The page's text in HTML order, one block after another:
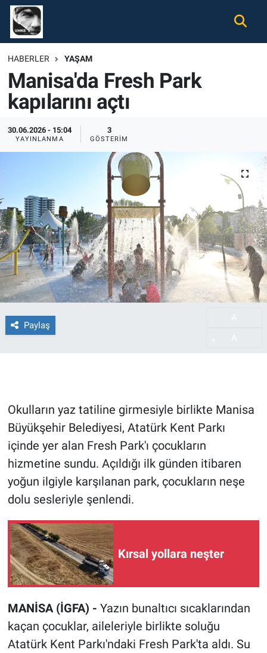
HABERLER YAŞAM
Manisa'da Fresh Park
kapılarını açtı
30.06.2026 - 15:04
YAYINLANMA
3
GÖSTERIM
Paylaş
Okulların yaz tatiline girmesiyle birlikte Manisa
Büyükşehir Belediyesi, Atatürk Kent Parkı
içinde yer alan Fresh Park'ı çocukların
hizmetine sundu. Açıldığı ilk günden itibaren
yoğun ilgiyle karşılanan park, çocukların neşe
dolu sesleriyle şenlendi.
Kırsal yollara neşter
MANİSA (İGFA) - Yazın bunaltıcı sıcaklarından
kaçan çocuklar, aileleriyle birlikte soluğu
Atatürk Kent Parkı'ndaki Fresh Park'ta aldı. Su
Gündem
Ekonomi
Spor
Magazin
İletişim
Künye
Nöbetçi Eczaneler
Hava Durumu
Namaz Vakitleri
Trafik Durumu
Süper Lig Puan Durumu ve Fikstür
Tüm Manşetler
Son Dakika Haberleri
Haber Arşivi